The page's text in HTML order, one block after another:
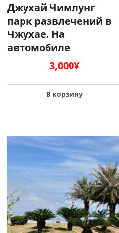
Джухай Чимлунг
парк развлечений в
Чжухае. На
автомобиле
3,000¥
В корзину